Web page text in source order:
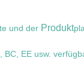
und der Produkt
BC, EE usw.